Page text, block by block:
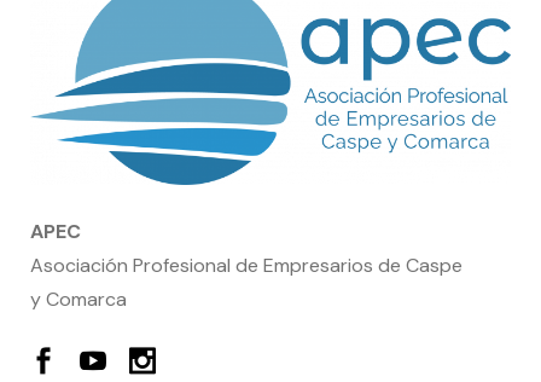
APEC
Asociación Profesional de Empresarios de Caspe
y Comarca